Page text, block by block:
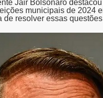
Jair Bolsonaro
municipais de 2024
resolver essas